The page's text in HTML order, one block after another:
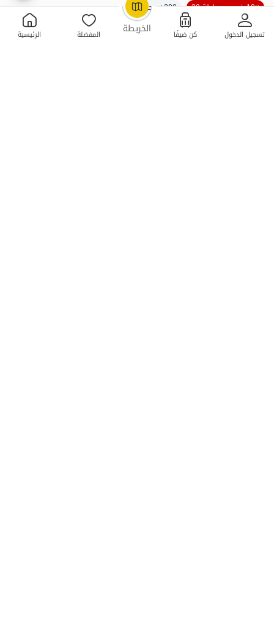
الخريطة تسجيل الدخول كن ضيفًا المفضلة الرئيسية
OpenStreetMap
10٪ خصم من ليلة 30
200+ حجز ناجح